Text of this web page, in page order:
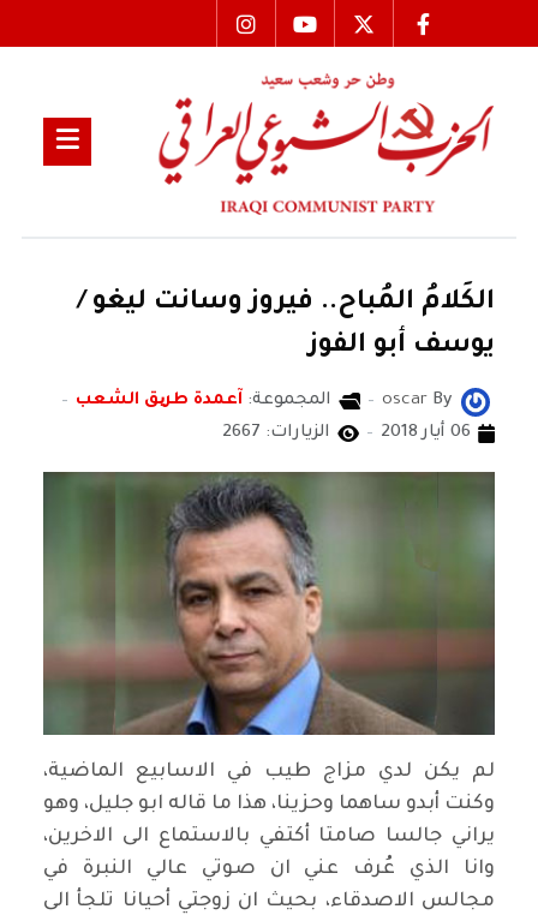
الكَلامُ المُباح.. فيروز وسانت ليغو /
يوسف أبو الفوز
By
oscar المجموعة: آعمدة طریق الشعب
06 أيار 2018
الزيارات: 2667
لم يكن لدي مزاج طيب في الاسابيع الماضية،
وكنت أبدو ساهما وحزينا، هذا ما قاله ابو جليل، وهو
يراني جالسا صامتا أكتفي بالاستماع الى الاخرين،
وانا الذي عُرف عني ان صوتي عالي النبرة في
مجالس الاصدقاء، بحيث ان زوجتي أحيانا تلجأ الى